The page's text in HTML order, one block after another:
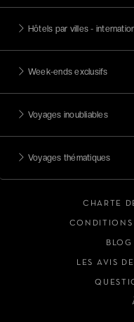
Hôtels par villes -
Week-ends exclusifs
Voyages inoubliables
Voyages thématiques
CHARTE
CONDITIONS
LES AVIS